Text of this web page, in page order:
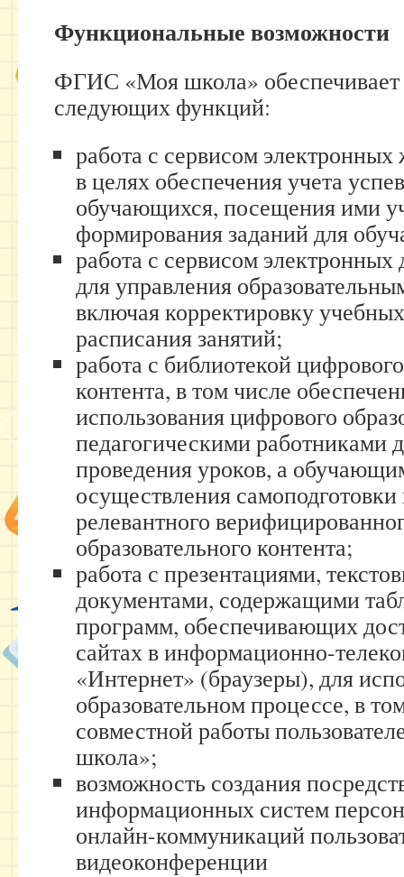
Функциональные возможности
ФГИС «Моя школа» обеспечивает
следующих функций:
работа с сервисом
в целях обеспечения учета
обучающихся, посещения ими
формирования заданий для
работа с сервисом
для управления
включая корректировку
расписания занятий;
работа с библиотекой
контента, в том числе
использования цифрового
педагогическими работниками
проведения уроков, а
осуществления
релевантного
образовательного контента;
работа с презентациями,
документами, содержащими
программ, обеспечивающих
сайтах в информационно-
«Интернет» (браузеры), для
образовательном процессе, в
совместной работы
школа»;
возможность создания
информационных систем
онлайн-коммуникаций
видеоконференции